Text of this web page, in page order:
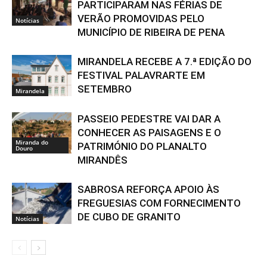
Notícias
PARTICIPARAM NAS FÉRIAS DE
VERÃO PROMOVIDAS PELO
MUNICÍPIO DE RIBEIRA DE PENA
Mirandela
MIRANDELA RECEBE A 7.ª EDIÇÃO DO
FESTIVAL PALAVRARTE EM
SETEMBRO
Miranda do
Douro
PASSEIO PEDESTRE VAI DAR A
CONHECER AS PAISAGENS E O
PATRIMÓNIO DO PLANALTO
MIRANDÊS
Notícias
SABROSA REFORÇA APOIO ÀS
FREGUESIAS COM FORNECIMENTO
DE CUBO DE GRANITO